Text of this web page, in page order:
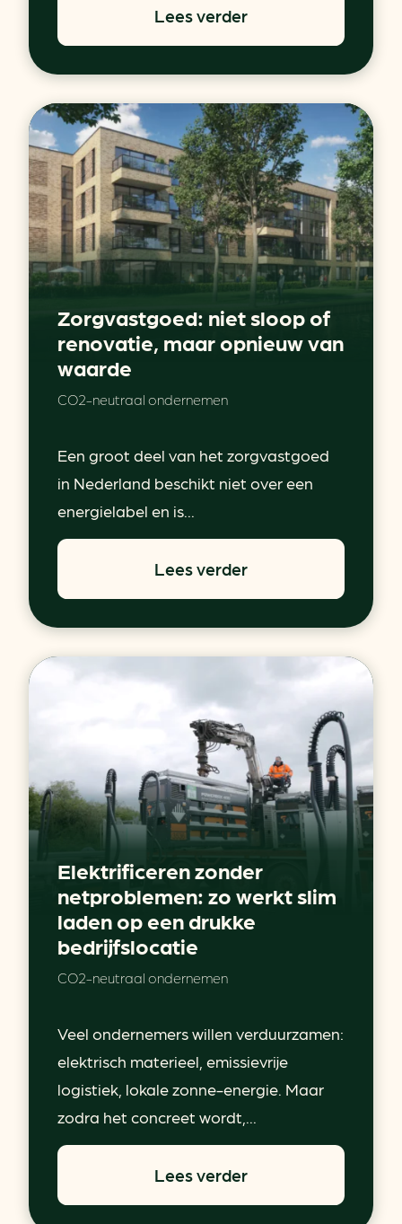
Lees verder
Zorgvastgoed: niet sloop of
renovatie, maar opnieuw van
waarde
CO2-neutraal ondernemen
Een groot deel van het zorgvastgoed
in Nederland beschikt niet over een
energielabel en is...
Lees verder
Elektrificeren zonder
netproblemen: zo werkt slim
laden op een drukke
bedrijfslocatie
CO2-neutraal ondernemen
Veel ondernemers willen verduurzamen:
elektrisch materieel, emissievrije
logistiek, lokale zonne-energie. Maar
zodra het concreet wordt,...
Lees verder